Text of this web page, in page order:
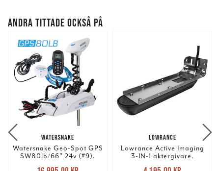
ANDRA TITTADE OCKSÅ PÅ
WATERSNAKE
Watersnake Geo-Spot GPS
SW80lb/66" 24v (#9).
Nuvarande pris
LOWRANCE
Lowrance Active Imaging
3-IN-1 aktergivare.
Nuvarande pris